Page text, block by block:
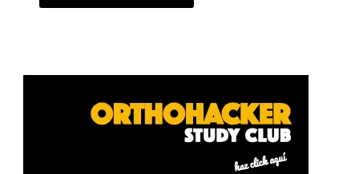
Barra
primaria